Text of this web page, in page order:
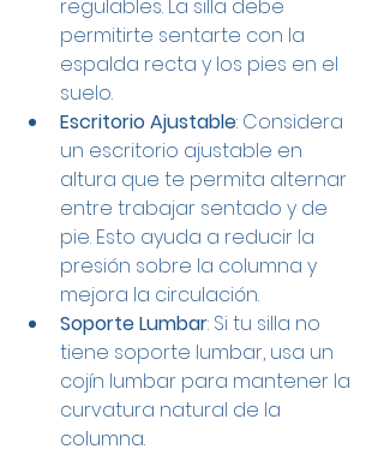
regulables. La silla debe
permitirte sentarte con la
espalda recta y los pies en el
suelo.
Escritorio Ajustable: Considera
un escritorio ajustable en
altura que te permita alternar
entre trabajar sentado y de
pie. Esto ayuda a reducir la
presión sobre la columna y
mejora la circulación.
Soporte Lumbar: Si tu silla no
tiene soporte lumbar, usa un
cojín lumbar para mantener la
curvatura natural de la
columna.